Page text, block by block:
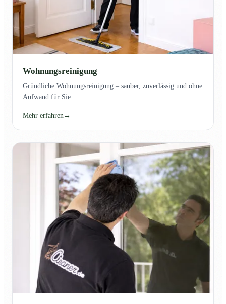
Wohnungsreinigung
Gründliche Wohnungsreinigung – sauber, zuverlässig und ohne
Aufwand für Sie.
Mehr erfahren →